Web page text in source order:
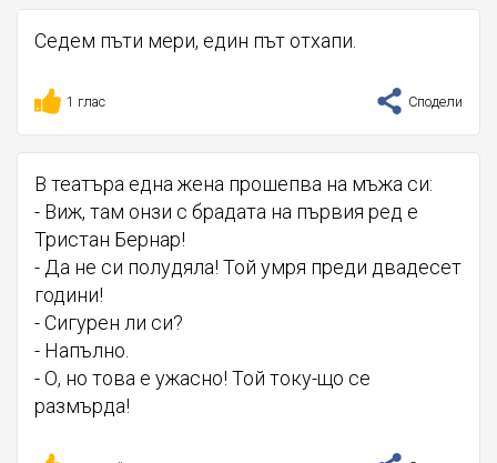
Седем пъти мери, един път отхапи.
1 глас Сподели
В театъра една жена прошепва на мъжа си:
- Виж, там онзи с брадата на първия ред е
Тристан Бернар!
- Да не си полудяла! Той умря преди двадесет
години!
- Сигурен ли си?
- Напълно.
- О, но това е ужасно! Той току-що се
размърда!